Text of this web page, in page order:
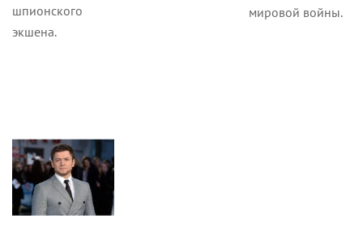
шпионского
экшена.
мировой войны.